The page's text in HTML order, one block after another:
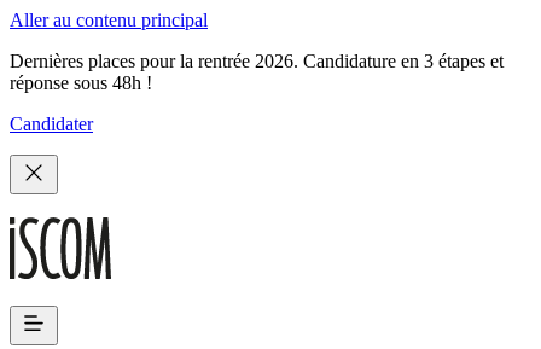
Aller au contenu principal
Dernières places pour la rentrée 2026. Candidature en 3 étapes et
réponse sous 48h !
Candidater